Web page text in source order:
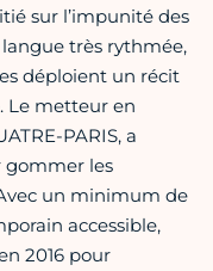
sur l’impunité des
très rythmée,
déploient un récit
Le metteur en
PARIS, a
gommer les
un minimum de
accessible,
2016 pour